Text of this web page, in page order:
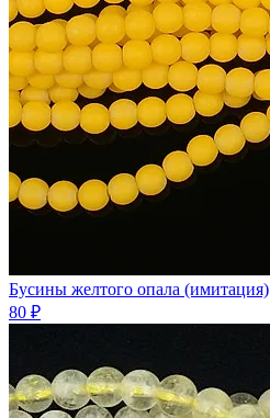
Бусины желтого опала (имитация)
80 ₽